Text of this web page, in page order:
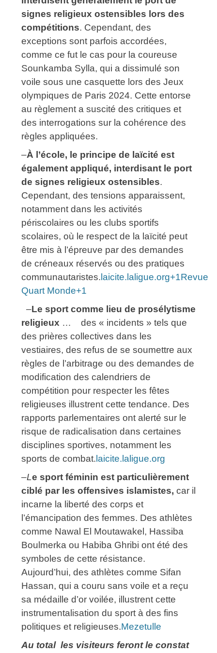
signes religieux ostensibles lors des
compétitions. Cependant, des
exceptions sont parfois accordées,
comme ce fut le cas pour la coureuse
Sounkamba Sylla, qui a dissimulé son
voile sous une casquette lors des Jeux
olympiques de Paris 2024. Cette entorse
au règlement a suscité des critiques et
des interrogations sur la cohérence des
règles appliquées.
–À l’école, le principe de laïcité est
également appliqué, interdisant le port
de signes religieux ostensibles.
Cependant, des tensions apparaissent,
notamment dans les activités
périscolaires ou les clubs sportifs
scolaires, où le respect de la laïcité peut
être mis à l’épreuve par des demandes
de créneaux réservés ou des pratiques
communautaristes. laicite.laligue.org+1Revue
Quart Monde+1
–Le sport comme lieu de prosélytisme
religieux … des « incidents » tels que
des prières collectives dans les
vestiaires, des refus de se soumettre aux
règles de l’arbitrage ou des demandes de
modification des calendriers de
compétition pour respecter les fêtes
religieuses illustrent cette tendance. Des
rapports parlementaires ont alerté sur le
risque de radicalisation dans certaines
disciplines sportives, notamment les
sports de combat. laicite.laligue.org
–Le sport féminin est particulièrement
ciblé par les offensives islamistes, car il
incarne la liberté des corps et
l’émancipation des femmes. Des athlètes
comme Nawal El Moutawakel, Hassiba
Boulmerka ou Habiba Ghribi ont été des
symboles de cette résistance.
Aujourd’hui, des athlètes comme Sifan
Hassan, qui a couru sans voile et a reçu
sa médaille d’or voilée, illustrent cette
instrumentalisation du sport à des fins
politiques et religieuses.Mezetulle
Au total les visiteurs feront le constat